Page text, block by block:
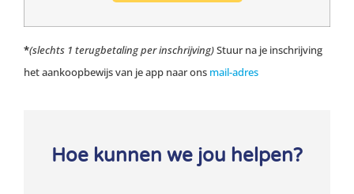
*(slechts 1 terugbetaling per inschrijving)Stuur na je inschrijving
het aankoopbewijs van je app naar ons mail-adres
Hoe kunnen we jou helpen?